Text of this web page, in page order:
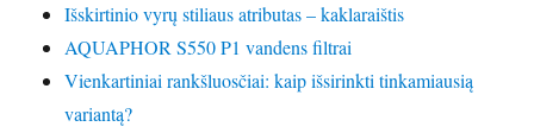
Išskirtinio vyrų stiliaus atributas – kaklaraištis
AQUAPHOR S550 P1 vandens filtrai
Vienkartiniai rankšluosčiai: kaip išsirinkti tinkamiausią
variantą?